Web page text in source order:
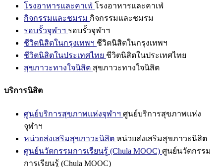
โรงอาหารและคาเฟ่ โรงอาหารและคาเฟ่
กิจกรรมและชมรม กิจกรรมและชมรม
รอบรั้วจุฬาฯ รอบรั้วจุฬาฯ
ชีวิตนิสิตในกรุงเทพฯ ชีวิตนิสิตในกรุงเทพฯ
ชีวิตนิสิตในประเทศไทย ชีวิตนิสิตในประเทศไทย
สุขภาวะทางใจนิสิต สุขภาวะทางใจนิสิต
บริการนิสิต
ศูนย์บริการสุขภาพแห่งจุฬาฯ ศูนย์บริการสุขภาพแห่ง
จุฬาฯ
หน่วยส่งเสริมสุขภาวะนิสิต หน่วยส่งเสริมสุขภาวะนิสิต
ศูนย์นวัตกรรมการเรียนรู้ (Chula MOOC) ศูนย์นวัตกรรม
การเรียนรู้ (Chula MOOC)